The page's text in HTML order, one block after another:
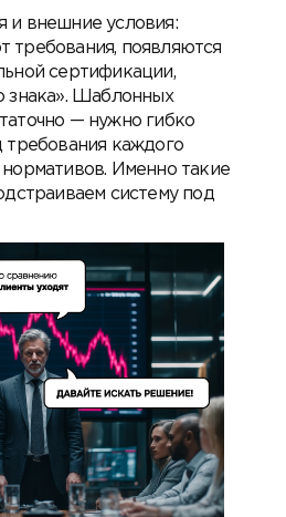
и внешние условия:
требования, появляются
сертификации,
знака». Шаблонных
— нужно гибко
требования каждого
Именно такие
систему под